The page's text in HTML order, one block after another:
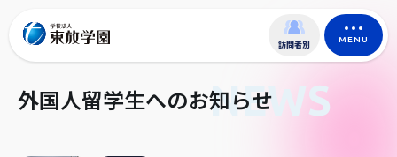
訪問者別 MENU
外国人留学生へのお知らせ
NEWS